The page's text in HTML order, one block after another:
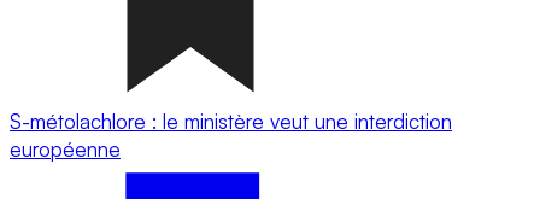
S-métolachlore : le ministère veut une interdiction
européenne